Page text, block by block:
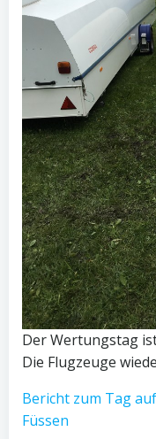
Der Wertungstag
Die Flugzeuge
Bericht zum Tag
Füssen